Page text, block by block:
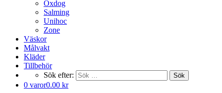
Oxdog
Salming
Unihoc
Zone
Väskor
Målvakt
Kläder
Tillbehör
Sök efter:
Sök
0 varor0.00 kr